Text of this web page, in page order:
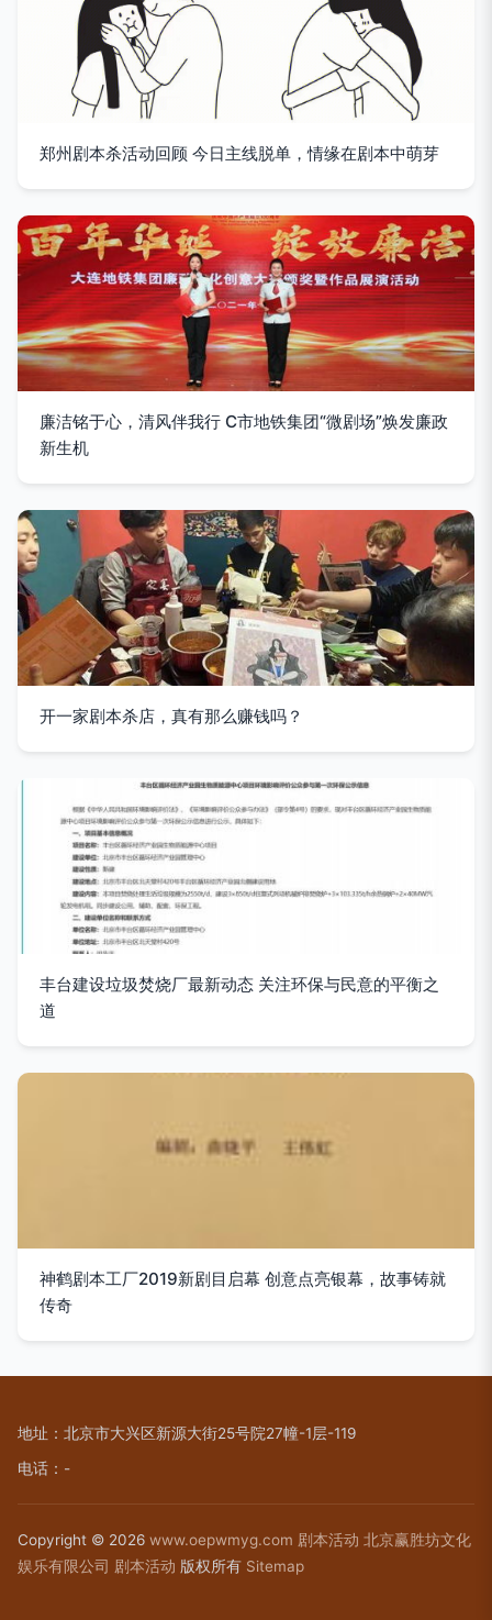
郑州剧本杀活动回顾 今日主线脱单，情缘在剧本中萌芽
廉洁铭于心，清风伴我行 C市地铁集团“微剧场”焕发廉政
新生机
开一家剧本杀店，真有那么赚钱吗？
丰台建设垃圾焚烧厂最新动态 关注环保与民意的平衡之
道
神鹤剧本工厂2019新剧目启幕 创意点亮银幕，故事铸就
传奇
地址：北京市大兴区新源大街25号院27幢-1层-119
电话：-
Copyright © 2026 www.oepwmyg.com 剧本活动 北京赢胜坊文化
娱乐有限公司 剧本活动 版权所有 Sitemap